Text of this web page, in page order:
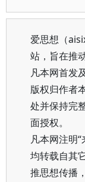
爱思想（
站，旨在推
凡本网首发
版权归作者
处并保持完
面授权。
凡本网注明“
均转载自其
推思想传播